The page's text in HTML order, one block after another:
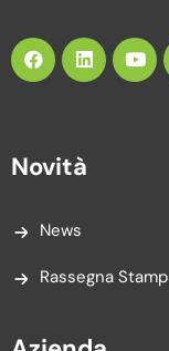
Novità
News
Rassegna